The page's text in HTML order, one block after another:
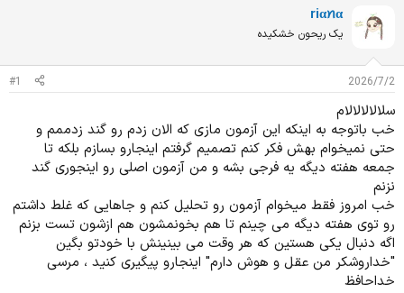
ع
ک
ن
ن
د
ه
م
و
ض
و
ع
ر
خ
و
riαꪀα
یک ریحون خشکیده
2026/7/2
#1
سلالالالالام
خب باتوجه به اینکه این آزمون مازی که الان زدم رو گند زدممم و
حتی نمیخوام بهش فکر کنم تصمیم گرفتم اینجارو بسازم بلکه تا
جمعه هفته دیگه یه فرجی بشه و من آزمون اصلی رو اینجوری گند
نزنم
خب امروز فقط میخوام آزمون رو تحلیل کنم و جاهایی که غلط داشتم
رو توی هفته دیگه می چینم تا هم بخونمشون هم ازشون تست بزنم
اگه دنبال یکی هستین که هر وقت می بینینش با خودتو بگین
"خداروشکر من عقل و هوش دارم" اینجارو پیگیری کنید ، مرسی
خداحافظ